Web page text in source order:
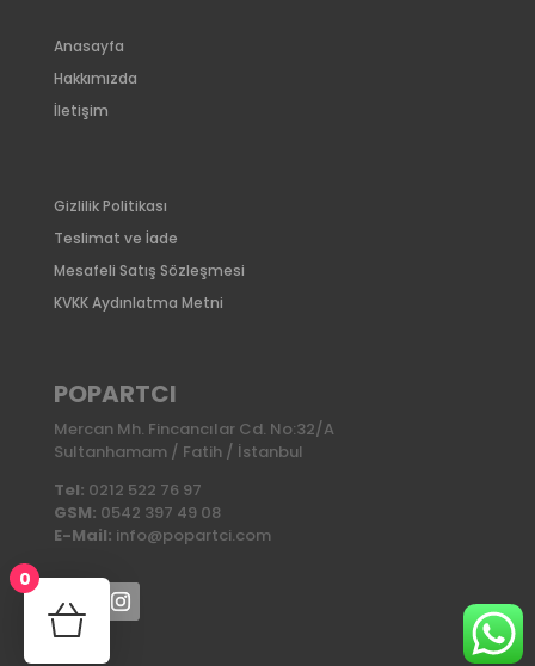
Anasayfa
Hakkımızda
İletişim
Gizlilik Politikası
Teslimat ve İade
Mesafeli Satış Sözleşmesi
KVKK Aydınlatma Metni
POPARTCI
Mercan Mh. Fincancılar Cd. No:32/A
Sultanhamam / Fatih / İstanbul
Tel: 0212 522 76 97
GSM: 0542 397 49 08
E-Mail: info@popartci.com
0